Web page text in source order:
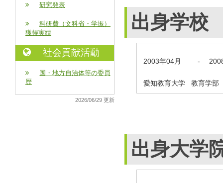
研究発表
科研費（文科省・学振）
獲得実績
社会貢献活動
国・地方自治体等の委員
歴
2026/06/29 更新
出身学校
2003年04月 -
愛知教育大学 教育学部
出身大学